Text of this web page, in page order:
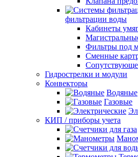
фильтрации воды
Кабинеты
Фильтры под
Сменные
Гидрострелки и модули
Конвекторы
Водяные
Газовые
КИП / приборы учета